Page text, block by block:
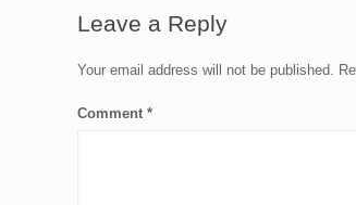
Leave a Reply
Your email address will not be published.
Comment*